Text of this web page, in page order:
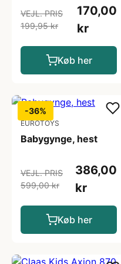
VEJL. PRIS
199,95 kr
170,00
kr
Køb her
-36%
EUROTOYS
Babygynge, hest
VEJL. PRIS
599,00 kr
386,00
kr
Køb her